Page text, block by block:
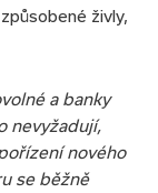
živly,
a banky
nevyžadují,
nového
se běžně